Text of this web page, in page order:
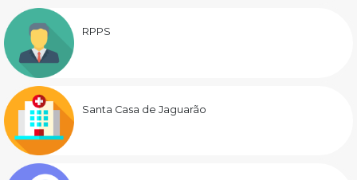
RPPS
Santa Casa de Jaguarão